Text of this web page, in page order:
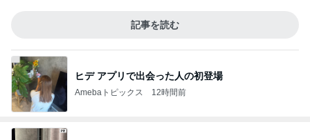
記事を読む
ヒデ アプリで出会った人の初登場
Amebaトピックス 12時間前